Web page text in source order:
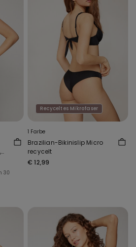
30
Recyceltes Mikrofaser
1 Farbe
Brazilian-Bikinislip Micro
recycelt
€ 12,99